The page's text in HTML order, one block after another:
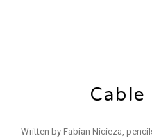
Written by Fabian Nicieza,